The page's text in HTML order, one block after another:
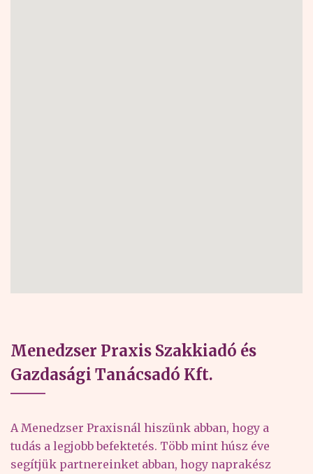
Menedzser Praxis Szakkiadó és
Gazdasági Tanácsadó Kft.
A Menedzser Praxisnál hiszünk abban, hogy a
tudás a legjobb befektetés. Több mint húsz éve
segítjük partnereinket abban, hogy naprakész